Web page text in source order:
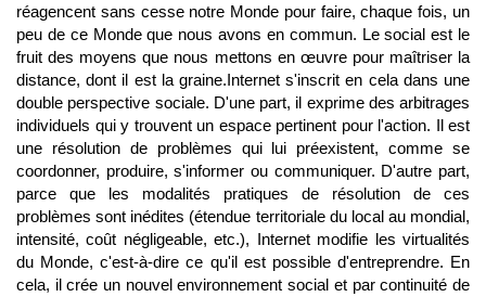
réagencent sans cesse notre Monde pour faire, chaque fois, un
peu de ce Monde que nous avons en commun. Le social est le
fruit des moyens que nous mettons en œuvre pour maîtriser la
distance, dont il est la graine.Internet s'inscrit en cela dans une
double perspective sociale. D'une part, il exprime des arbitrages
individuels qui y trouvent un espace pertinent pour l'action. Il est
une résolution de problèmes qui lui préexistent, comme se
coordonner, produire, s'informer ou communiquer. D'autre part,
parce que les modalités pratiques de résolution de ces
problèmes sont inédites (étendue territoriale du local au mondial,
intensité, coût négligeable, etc.), Internet modifie les virtualités
du Monde, c'est-à-dire ce qu'il est possible d'entreprendre. En
cela, il crée un nouvel environnement social et par continuité de